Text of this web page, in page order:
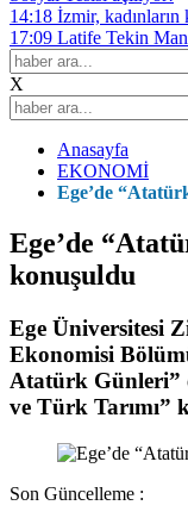
14:18 İzmir, kadınların
17:09 Latife Tekin
X
Anasayfa
EKONOMİ
Ege’de
Ege’de
konuşuldu
Ege Üniversitesi
Ekonomisi
Atatürk Günleri”
ve Türk Tarımı”
Son Güncelleme :